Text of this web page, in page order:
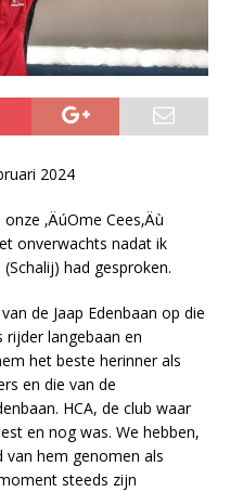
2024
‚ÄúOme Cees‚Äù
onverwachts nadat ik
had gesproken.
de Jaap Edenbaan op die
rijder langebaan en
het beste herinner als
en die van de
HCA, de club waar
en nog was. We hebben,
van hem genomen als
steeds zijn